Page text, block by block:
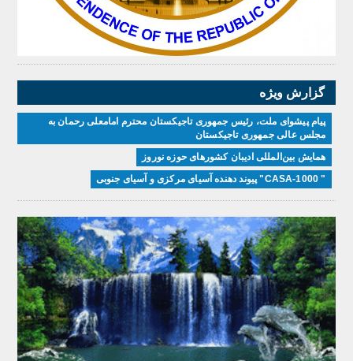
گزارش ویژه
پیام پیشوای ملت، رئیس جمهوری تاجیکستان محترم امامعلی رحمان به
مجلس عالی جمهوری تاجیکستان
همایش بین‌المللی ادیبان کشور‌های حوزه نوروز
" CASA-1000" پیوند دهنده آسیای مرکزی و آسیای جنوبی